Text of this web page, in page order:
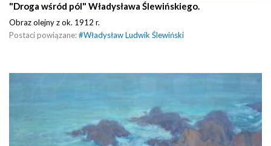
"Droga wśród pól" Władysława Ślewińskiego.
Obraz olejny z ok. 1912 r.
Postaci powiązane:#Władysław Ludwik Ślewiński